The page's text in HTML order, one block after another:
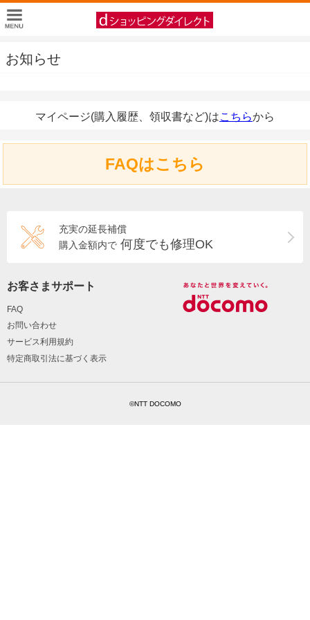
お知らせ
マイページ(購入履歴、領収書など)はこちらから
FAQはこちら
充実の延長補償
購入金額内で 何度でも修理OK
お客さまサポート
FAQ
お問い合わせ
サービス利用規約
特定商取引法に基づく表示
©NTT DOCOMO